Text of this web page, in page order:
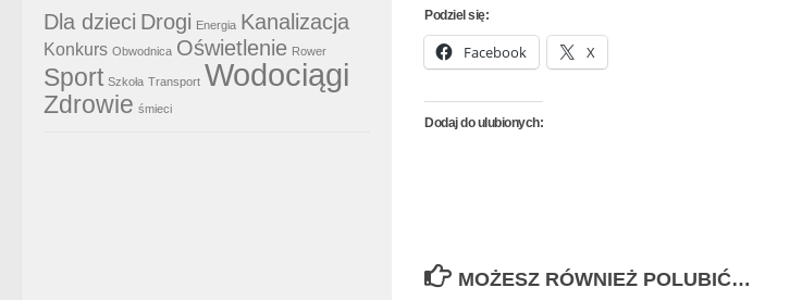
Podziel się:
Facebook X
Dodaj do ulubionych:
MOŻESZ RÓWNIEŻ POLUBIĆ…
Dla dzieci Drogi Energia Kanalizacja
Konkurs Obwodnica Oświetlenie Rower
Sport Szkoła Transport Wodociągi
Zdrowie śmieci